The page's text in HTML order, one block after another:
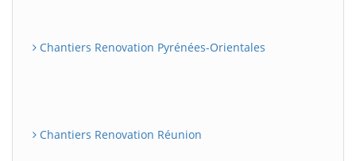
Chantiers Renovation Pyrénées-Orientales
Chantiers Renovation Réunion